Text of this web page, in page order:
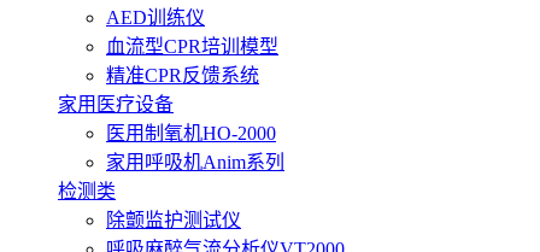
AED训练仪
血流型CPR培训模型
精准CPR反馈系统
家用医疗设备
医用制氧机HO-2000
家用呼吸机Anim系列
检测类
除颤监护测试仪